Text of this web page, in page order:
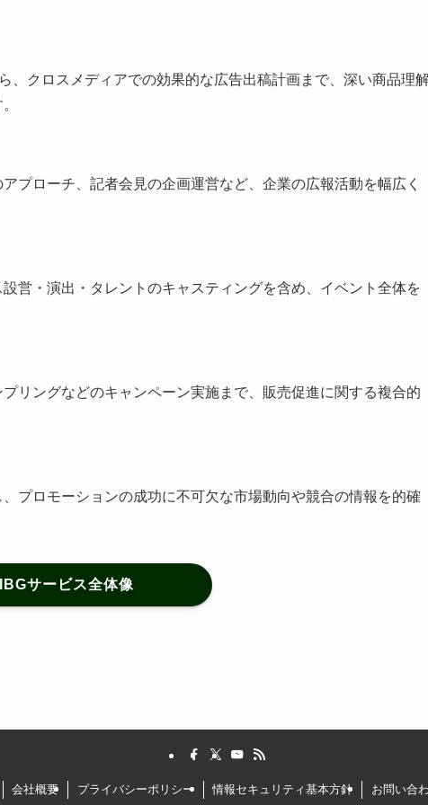
、クロスメディアでの効果的な広告出稿計画まで、深い商品理
プローチ、記者会見の企画運営など、企業の広報活動を幅広く
営・演出・タレントのキャスティングを含め、イベント全体を
リングなどのキャンペーン実施まで、販売促進に関する複合的
プロモーションの成功に不可欠な市場動向や競合の情報を的確
IBGサービス全体像
会社概要 プライバシーポリシー 情報セキュリティ基本方針 お問い合